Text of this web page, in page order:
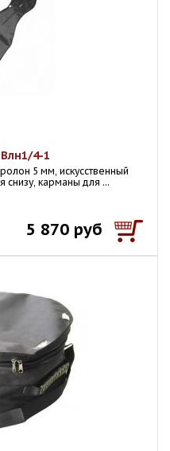
Влн1/4-1
5 мм, искусственный
снизу, карманы для ...
5 870 руб